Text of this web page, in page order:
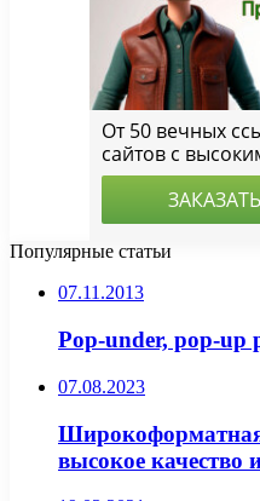
Популярные статьи
07.11.2013
Pop-under, pop-up
07.08.2023
высокое качество